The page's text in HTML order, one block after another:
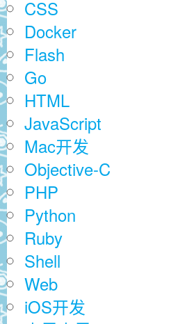
CSS
Docker
Flash
Go
HTML
JavaScript
Mac开发
Objective-C
PHP
Python
Ruby
Shell
Web
iOS开发